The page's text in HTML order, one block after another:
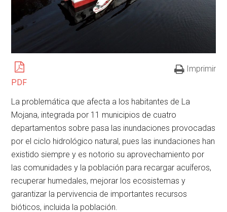
PDF
Imprimir
La problemática que afecta a los habitantes de La
Mojana, integrada por 11 municipios de cuatro
departamentos sobre pasa las inundaciones provocadas
por el ciclo hidrológico natural, pues las inundaciones han
existido siempre y es notorio su aprovechamiento por
las comunidades y la población para recargar acuíferos,
recuperar humedales, mejorar los ecosistemas y
garantizar la pervivencia de importantes recursos
bióticos, incluida la población.